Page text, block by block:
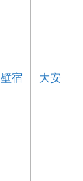
壁宿 大安